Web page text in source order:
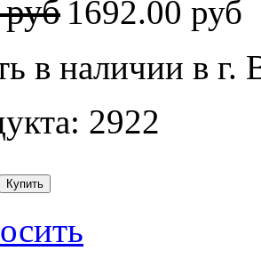
1692.00 руб
в наличии в г.
2922